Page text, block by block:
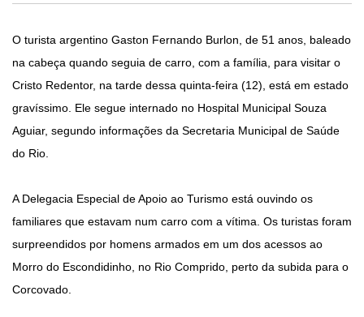
O turista argentino Gaston Fernando Burlon, de 51 anos, baleado
na cabeça quando seguia de carro, com a família, para visitar o
Cristo Redentor, na tarde dessa quinta-feira (12), está em estado
gravíssimo. Ele segue internado no Hospital Municipal Souza
Aguiar, segundo informações da Secretaria Municipal de Saúde
do Rio.
A Delegacia Especial de Apoio ao Turismo está ouvindo os
familiares que estavam num carro com a vítima. Os turistas foram
surpreendidos por homens armados em um dos acessos ao
Morro do Escondidinho, no Rio Comprido, perto da subida para o
Corcovado.